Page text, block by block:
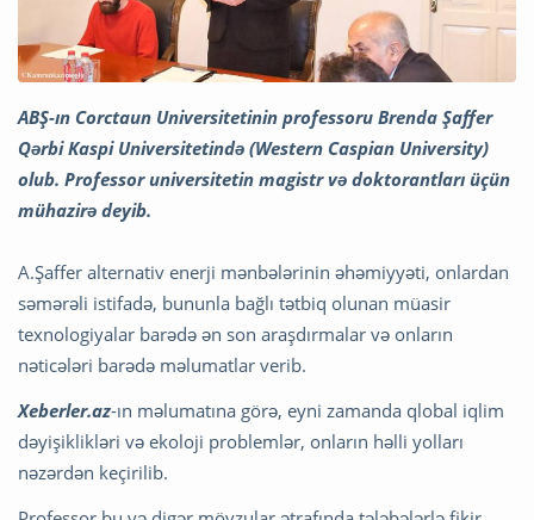
ABŞ-ın Corctaun Universitetinin professoru Brenda Şaffer
Qərbi Kaspi Universitetində (Western Caspian University)
olub. Professor universitetin magistr və doktorantları üçün
mühazirə deyib.
A.Şaffer alternativ enerji mənbələrinin əhəmiyyəti, onlardan
səmərəli istifadə, bununla bağlı tətbiq olunan müasir
texnologiyalar barədə ən son araşdırmalar və onların
nəticələri barədə məlumatlar verib.
Xeberler.az-ın məlumatına görə, eyni zamanda qlobal iqlim
dəyişiklikləri və ekoloji problemlər, onların həlli yolları
nəzərdən keçirilib.